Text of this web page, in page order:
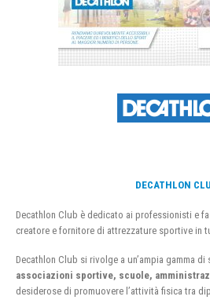
DECATHLON
Decathlon Club è dedicato ai professionisti e
creatore e fornitore di attrezzature sportive in
Decathlon Club si rivolge a un’ampia gamma
associazioni sportive, scuole,
desiderose di promuovere l’attività fisica tra